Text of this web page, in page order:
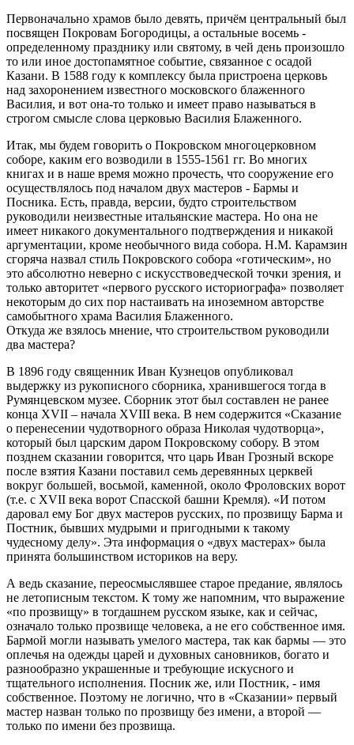
Первоначально храмов было девять, причём центральный был
посвящен Покровам Богородицы, а остальные восемь -
определенному празднику или святому, в чей день произошло
то или иное достопамятное событие, связанное с осадой
Казани. В 1588 году к комплексу была пристроена церковь
над захоронением известного московского блаженного
Василия, и вот она-то только и имеет право называться в
строгом смысле слова церковью Василия Блаженного.
Итак, мы будем говорить о Покровском многоцерковном
соборе, каким его возводили в 1555-1561 гг. Во многих
книгах и в наше время можно прочесть, что сооружение его
осуществлялось под началом двух мастеров - Бармы и
Посника. Есть, правда, версии, будто строительством
руководили неизвестные итальянские мастера. Но она не
имеет никакого документального подтверждения и никакой
аргументации, кроме необычного вида собора. Н.М. Карамзин
сгоряча назвал стиль Покровского собора «готическим», но
это абсолютно неверно с искусствоведческой точки зрения, и
только авторитет «первого русского историографа» позволяет
некоторым до сих пор настаивать на иноземном авторстве
самобытного храма Василия Блаженного.
Откуда же взялось мнение, что строительством руководили
два мастера?
В 1896 году священник Иван Кузнецов опубликовал
выдержку из рукописного сборника, хранившегося тогда в
Румянцевском музее. Сборник этот был составлен не ранее
конца XVII – начала XVIII века. В нем содержится «Сказание
о перенесении чудотворного образа Николая чудотворца»,
который был царским даром Покровскому собору. В этом
позднем сказании говорится, что царь Иван Грозный вскоре
после взятия Казани поставил семь деревянных церквей
вокруг большей, восьмой, каменной, около Фроловских ворот
(т.е. с XVII века ворот Спасской башни Кремля). «И потом
даровал ему Бог двух мастеров русских, по прозвищу Барма и
Постник, бывших мудрыми и пригодными к такому
чудесному делу». Эта информация о «двух мастерах» была
принята большинством историков на веру.
А ведь сказание, переосмыслявшее старое предание, являлось
не летописным текстом. К тому же напомним, что выражение
«по прозвищу» в тогдашнем русском языке, как и сейчас,
означало только прозвище человека, а не его собственное имя.
Бармой могли называть умелого мастера, так как бармы — это
оплечья на одежды царей и духовных сановников, богато и
разнообразно украшенные и требующие искусного и
тщательного исполнения. Посник же, или Постник, - имя
собственное. Поэтому не логично, что в «Сказании» первый
мастер назван только по прозвищу без имени, а второй —
только по имени без прозвища.